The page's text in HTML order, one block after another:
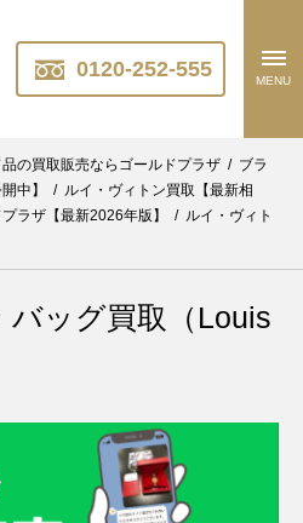
0120-252-555 MENU
の買取販売ならゴールドプラザ / ブラ
中】
/ ルイ・ヴィトン買取【最新相
ラザ【最新2026年版】
/ ルイ・ヴィト
バッグ買取（Louis